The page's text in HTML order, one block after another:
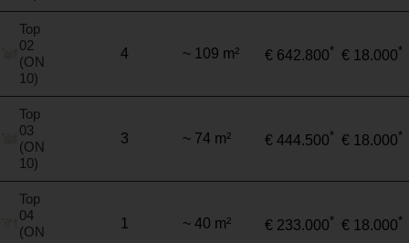
Top
02
(ON
10)
4 ~ 109 m² € 642.800* € 18.000*
Top
03
(ON
10)
3 ~ 74 m² € 444.500* € 18.000*
Top
04
(ON
1 ~ 40 m² € 233.000* € 18.000*